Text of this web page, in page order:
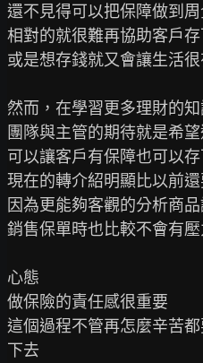
還不見得可以把保障做到周
相對的就很難再協助客戶
或是想存錢就又會讓生活
然而，在學習更多理財的
團隊與主管的期待就是希
可以讓客戶有保障也可以
現在的轉介紹明顯比以前
因為更能夠客觀的分析商
銷售保單時也比較不會有壓
心態
做保險的責任感很重要
這個過程不管再怎麼辛苦
下去